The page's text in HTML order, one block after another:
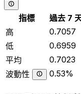
指標 過去 7
高
0.7057
低
0.6959
平均
0.7023
波動性
0.53%